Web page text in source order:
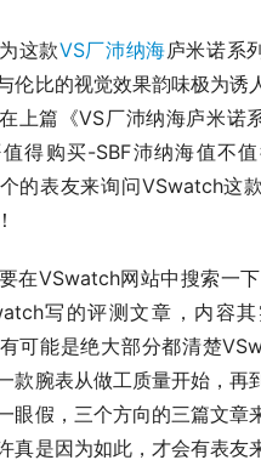
这款VS厂沛纳海庐米诺系
伦比的视觉效果韵味极为诱
上篇《VS厂沛纳海庐米诺
得购买-SBF沛纳海值不
的表友来询问VSwatch这
在VSwatch网站中搜索一
写的评测文章，内容
可能是绝大部分都清楚
款腕表从做工质量开始，再
眼假，三个方向的三篇文章
真是因为如此，才会有表友